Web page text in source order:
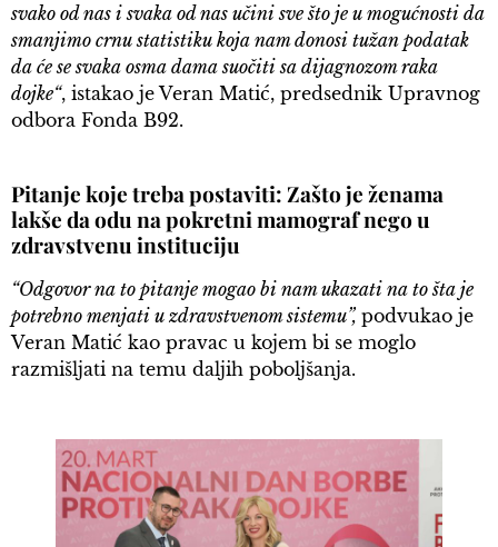
svako od nas i svaka od nas učini sve što je u mogućnosti da
smanjimo crnu statistiku koja nam donosi tužan podatak
da će se svaka osma dama suočiti sa dijagnozom raka
dojke“, istakao je Veran Matić, predsednik Upravnog
odbora Fonda B92.
Pitanje koje treba postaviti: Zašto je ženama
lakše da odu na pokretni mamograf nego u
zdravstvenu instituciju
“Odgovor na to pitanje mogao bi nam ukazati na to šta je
potrebno menjati u zdravstvenom sistemu”, podvukao je
Veran Matić kao pravac u kojem bi se moglo
razmišljati na temu daljih poboljšanja.